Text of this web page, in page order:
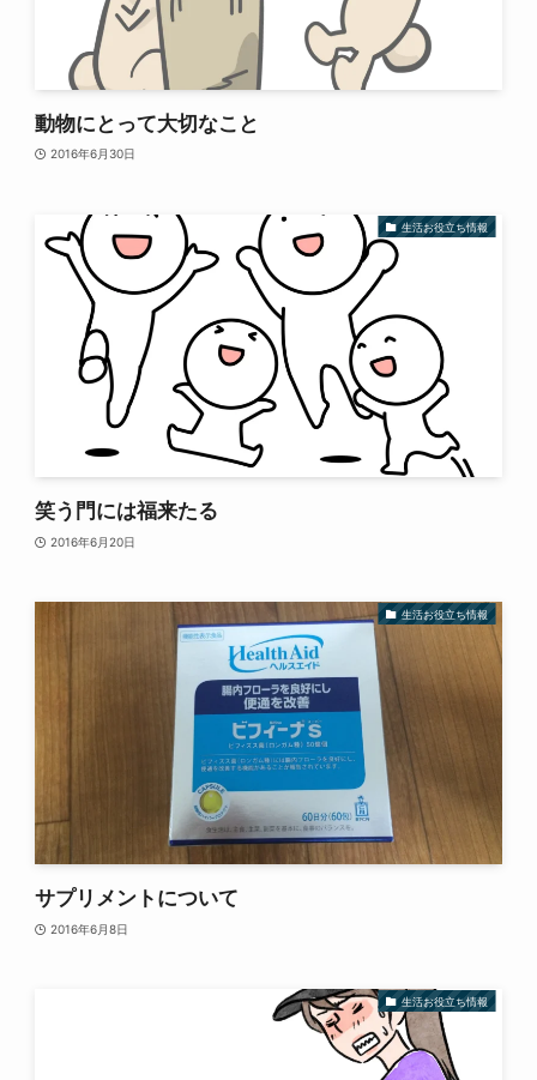
動物にとって大切なこと
2016年6月30日
生活お役立ち情報
笑う門には福来たる
2016年6月20日
生活お役立ち情報
サプリメントについて
2016年6月8日
生活お役立ち情報